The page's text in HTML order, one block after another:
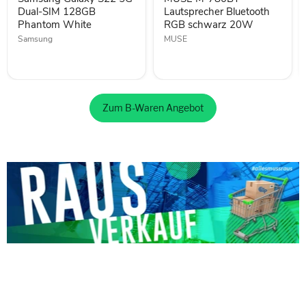
Phantom
White
Dual-SIM 128GB
Phantom White
Samsung
20W
Lautsprecher Bluetooth
RGB schwarz 20W
MUSE
Zum B-Waren Angebot